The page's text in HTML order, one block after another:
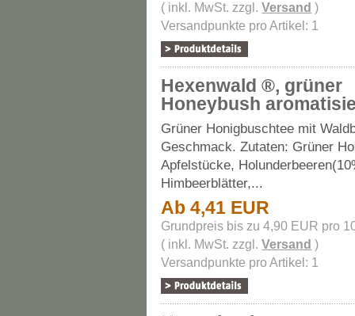
( inkl. MwSt. zzgl.Versand )
Versandpunkte pro Artikel: 1
Hexenwald ®, grüner
Honeybush
Grüner Honigbuschtee mit
Geschmack. Zutaten: Grüner
Apfelstücke,
Himbeerblätter,...
Ab 4,41 EUR
Grundpreis bis zu 4,90 EUR pro
( inkl. MwSt. zzgl.Versand )
Versandpunkte pro Artikel: 1